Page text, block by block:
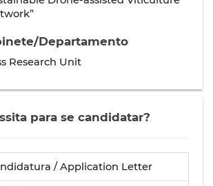
Departamento
Research Unit
para se candidatar?
/ Application Letter